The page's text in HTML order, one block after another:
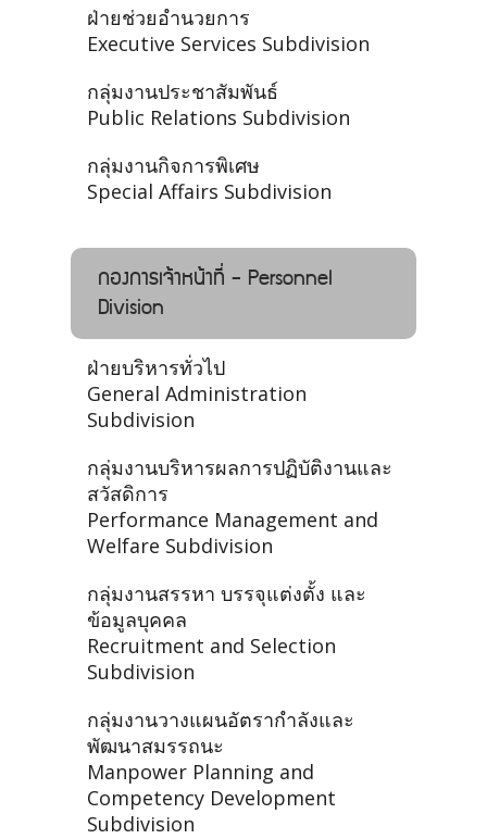
ฝ่ายช่วยอำนวยการ
Executive Services Subdivision
กลุ่มงานประชาสัมพันธ์
Public Relations Subdivision
กลุ่มงานกิจการพิเศษ
Special Affairs Subdivision
กองการเจ้าหน้าที่ - Personnel
Division
ฝ่ายบริหารทั่วไป
General Administration
Subdivision
กลุ่มงานบริหารผลการปฏิบัติงานและ
สวัสดิการ
Performance Management and
Welfare Subdivision
กลุ่มงานสรรหา บรรจุแต่งตั้ง และ
ข้อมูลบุคคล
Recruitment and Selection
Subdivision
กลุ่มงานวางแผนอัตรากำลังและ
พัฒนาสมรรถนะ
Manpower Planning and
Competency Development
Subdivision